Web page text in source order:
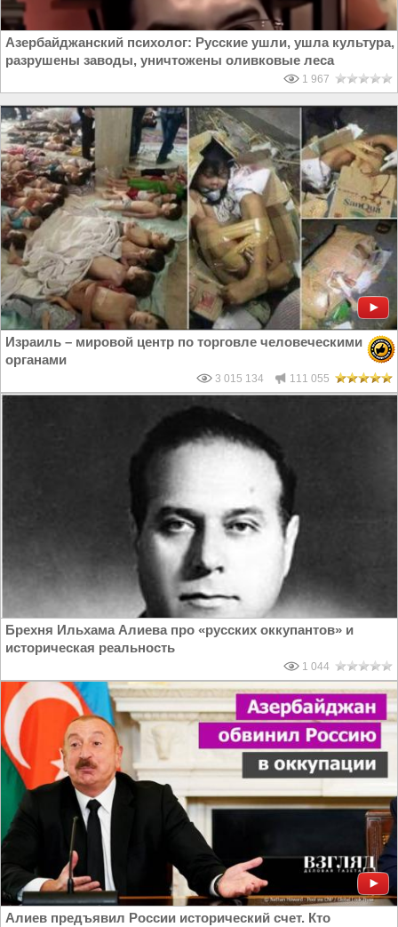
Азербайджанский психолог: Русские ушли, ушла культура,
разрушены заводы, уничтожены оливковые леса
1 967
Израиль – мировой центр по торговле человеческими
органами
3 015 134 111 055
Брехня Ильхама Алиева про «русских оккупантов» и
историческая реальность
1 044
Алиев предъявил России исторический счет. Кто